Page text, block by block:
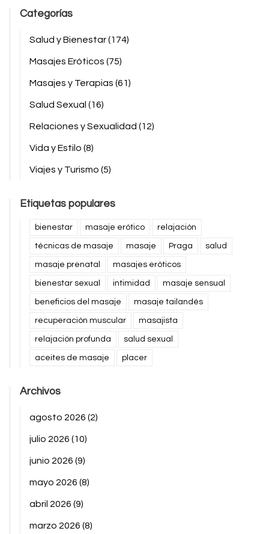
Categorías
Salud y Bienestar(174)
Masajes Eróticos (75)
Masajes y Terapias (61)
Salud Sexual (16)
Relaciones y Sexualidad (12)
Vida y Estilo (8)
Viajes y Turismo (5)
Etiquetas populares
bienestar masaje erótico relajación
técnicas de masaje masaje Praga salud
masaje prenatal masajes eróticos
bienestar sexual intimidad masaje sensual
beneficios del masaje masaje tailandés
recuperación muscular masajista
relajación profunda salud sexual
aceites de masaje placer
Archivos
agosto 2026 (2)
julio 2026 (10)
junio 2026 (9)
mayo 2026 (8)
abril 2026 (9)
marzo 2026 (8)